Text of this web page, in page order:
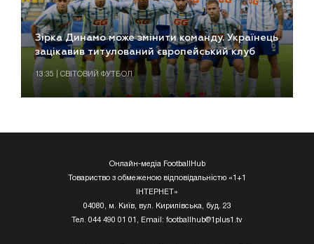
Зірка Динамо може змінити команду. Українець
зацікавив титулований європейський клуб
13:35 | СВІТОВИЙ ФУТБОЛ
Онлайн-медіа FootballHub
Товариство з обмеженою відповідальністю «1+1
ІНТЕРНЕТ»
04080, м. Київ, вул. Кирилівська, буд. 23
Тел. 044 490 01 01, Email: footballhub@1plus1.tv